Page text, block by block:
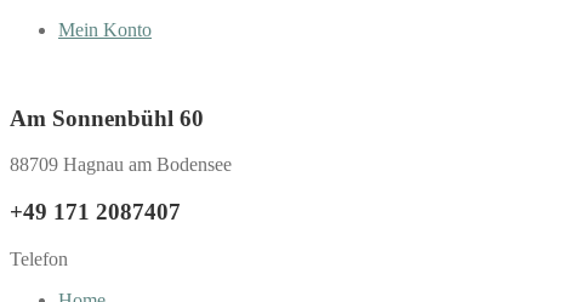
Mein Konto
Am Sonnenbühl 60
88709 Hagnau am Bodensee
+49 171 2087407
Telefon